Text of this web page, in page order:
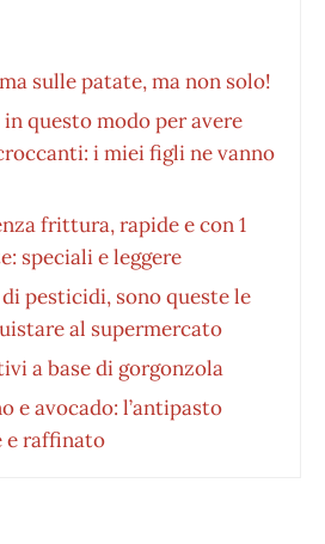
sulle patate, ma non solo!
questo modo per avere
i miei figli ne vanno
frittura, rapide e con 1
speciali e leggere
pesticidi, sono queste le
al supermercato
a base di gorgonzola
e avocado: l’antipasto
e raffinato